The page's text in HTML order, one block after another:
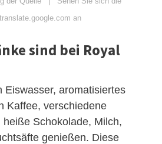
an
sind bei Royal
Eiswasser, aromatisiertes
Kaffee, verschiedene
heiße Schokolade, Milch,
genießen. Diese